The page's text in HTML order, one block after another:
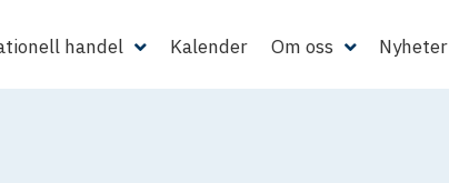
handel Kalender Om oss Nyheter